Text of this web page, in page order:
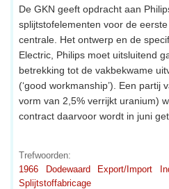
De GKN geeft opdracht aan
splijtstofelementen voor de
centrale. Het ontwerp en de
Electric, Philips moet uitsluitend
betrekking tot de vakbekwame
(‘good workmanship’). Een partij
vorm van 2,5% verrijkt uranium)
contract daarvoor wordt in juni
Trefwoorden:
1966
Dodewaard Export/Import
Splijtstoffabricage